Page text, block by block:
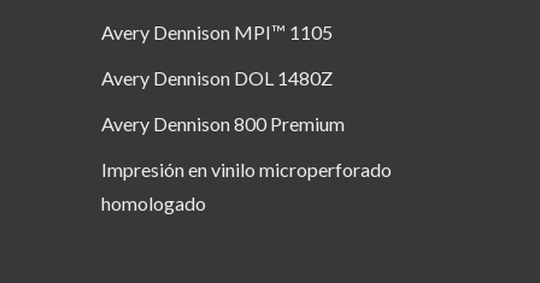
Avery Dennison MPI™ 1105
Avery Dennison DOL 1480Z
Avery Dennison 800 Premium
Impresión en vinilo microperforado
homologado